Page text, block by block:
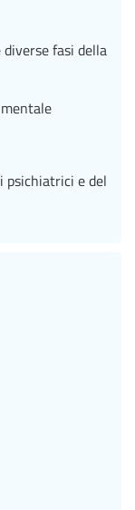
fasi della
psichiatrici e del